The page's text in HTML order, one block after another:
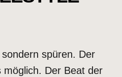
spüren. Der
möglich. Der Beat der